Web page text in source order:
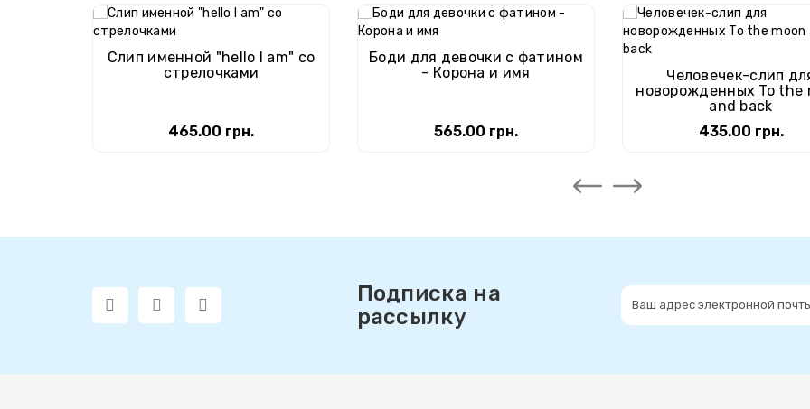
Слип именной "hello I am" со
стрелочками
465.00 грн.
Боди для девочки с фатином
- Корона и имя
565.00 грн.
Человечек-слип
новорожденных To the
and back
435.00 грн.
Подписка на
рассылку